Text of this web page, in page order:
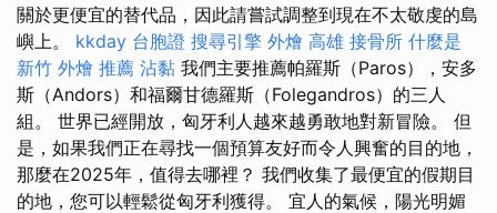
關於更便宜的替代品，因此請嘗試調整到現在不太敬虔的島
嶼上。 kkday 台胞證 搜尋引擎 外燴 高雄 接骨所 什麼是
新竹 外燴 推薦 沾黏 我們主要推薦帕羅斯（Paros），安多
斯（Andors）和福爾甘德羅斯（Folegandros）的三人
組。 世界已經開放，匈牙利人越來越勇敢地對新冒險。 但
是，如果我們正在尋找一個預算友好而令人興奮的目的地，
那麼在2025年，值得去哪裡？ 我們收集了最便宜的假期目
的地，您可以輕鬆從匈牙利獲得。 宜人的氣候，陽光明媚